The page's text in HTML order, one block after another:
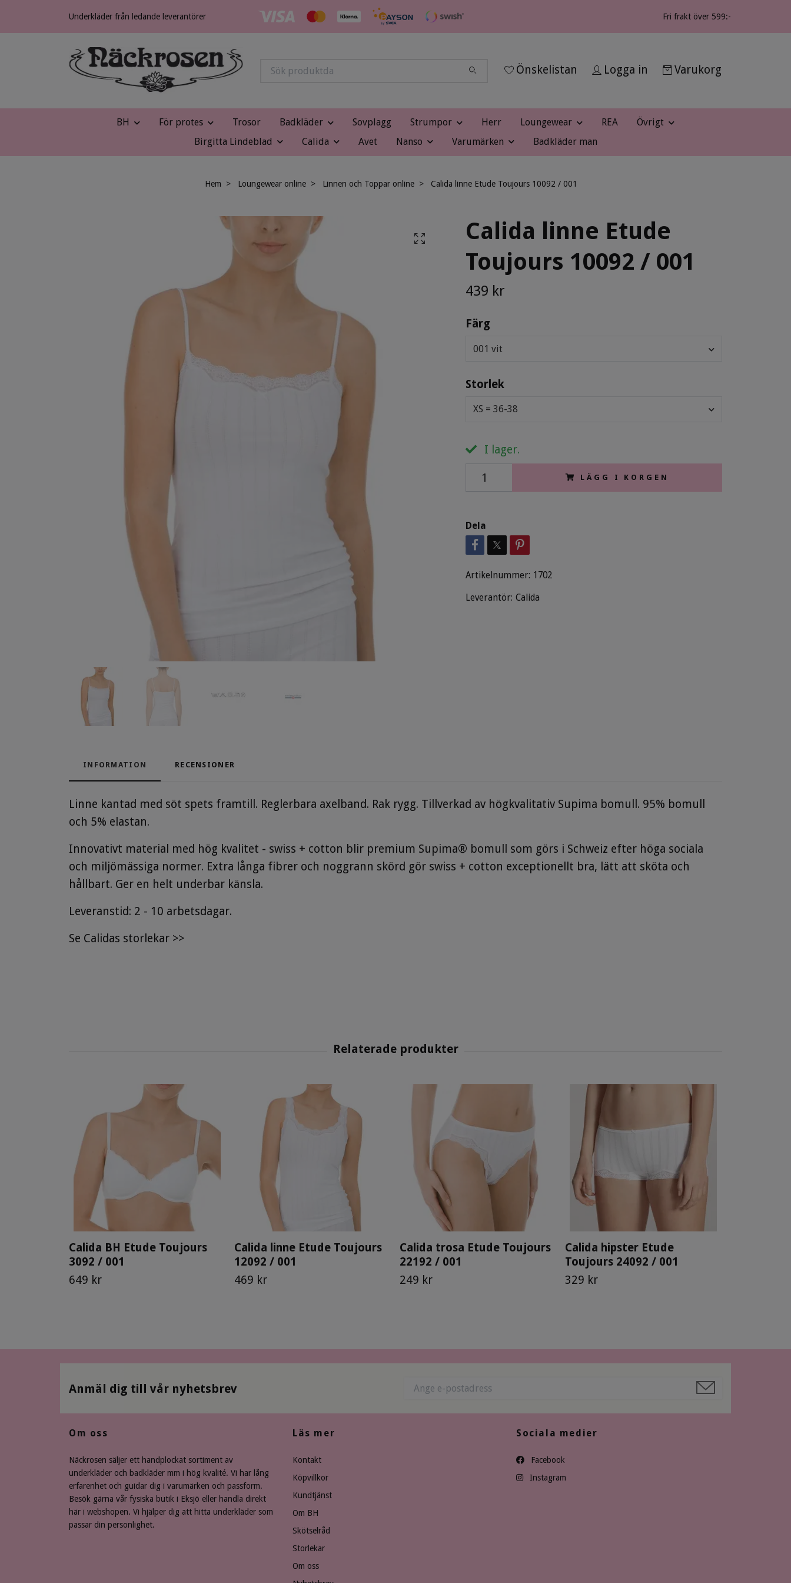
Underkläder från ledande leverantörer Fri frakt över 599:-
Önskelistan Logga in Varukorg
BH För protes Trosor Badkläder Sovplagg Strumpor Herr Loungewear REA
Övrigt
Birgitta Lindeblad
Calida Avet Nanso Varumärken Badkläder man
Hem Loungewear online Linnen och Toppar online Calida linne Etude Toujours 10092 / 001
Calida linne Etude
Toujours 10092 / 001
439 kr
Färg
001 vit
Storlek
XS = 36-38
I lager.
LÄGG I KORGEN
Dela
Artikelnummer: 1702
Leverantör: Calida
INFORMATION RECENSIONER
Linne kantad med söt spets framtill. Reglerbara axelband. Rak rygg. Tillverkad av högkvalitativ Supima bomull. 95% bomull
och 5% elastan.
Innovativt material med hög kvalitet - swiss + cotton blir premium Supima® bomull som görs i Schweiz efter höga sociala
och miljömässiga normer. Extra långa fibrer och noggrann skörd gör swiss + cotton exceptionellt bra, lätt att sköta och
hållbart. Ger en helt underbar känsla.
Leveranstid: 2 - 10 arbetsdagar.
Se Calidas storlekar >>
Calida BH Etude Toujours
3092 / 001
649 kr
Calida linne Etude Toujours
12092 / 001
469 kr
Calida trosa Etude Toujours
22192 / 001
249 kr
Calida hipster Etude
Toujours 24092 / 001
329 kr
Anmäl dig till vår nyhetsbrev
Om oss
Näckrosen säljer ett handplockat sortiment av
underkläder och badkläder mm i hög kvalité. Vi har lång
erfarenhet och guidar dig i varumärken och passform.
Besök gärna vår fysiska butik i Eksjö eller handla direkt
här i webshopen. Vi hjälper dig att hitta underkläder som
passar din personlighet.
Läs mer
Kontakt
Köpvillkor
Kundtjänst
Om BH
Skötselråd
Storlekar
Om oss
Sociala medier
Facebook
Instagram